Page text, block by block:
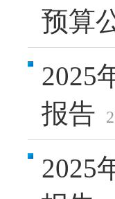
预算
2025
报告
2025